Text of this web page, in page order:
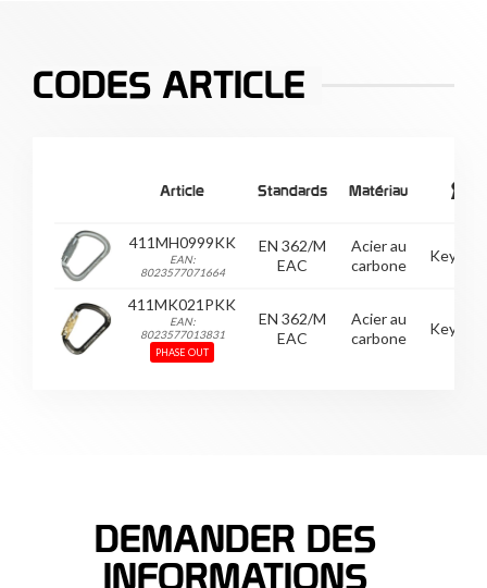
CODES ARTICLE
Article Standards Matériau
411MH0999KK
EAN:
8023577071664
EN 362/M
EAC
Acier au
carbone
Keylock
411MK021PKK
EAN:
8023577013831
PHASE OUT
EN 362/M
EAC
Acier au
carbone
Keylock
DEMANDER DES
INFORMATIONS